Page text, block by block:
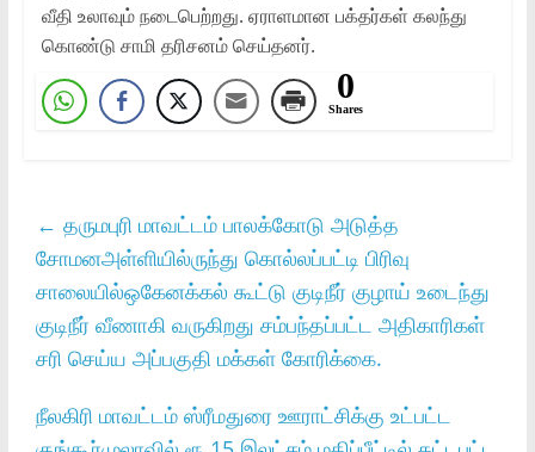
வீதி உலாவும் நடைபெற்றது. ஏராளமான பக்தர்கள் கலந்து
கொண்டு சாமி தரிசனம் செய்தனர்.
0
Shares
← தருமபுரி மாவட்டம் பாலக்கோடு அடுத்த
சோமனஅள்ளியில்ருந்து கொல்லப்பட்டி பிரிவு
சாலையில்ஒகேனக்கல் கூட்டு குடிநீர் குழாய் உடைந்து
குடிநீர் வீணாகி வருகிறது சம்பந்தப்பட்ட அதிகாரிகள்
சரி செய்ய அப்பகுதி மக்கள் கோரிக்கை.
நீலகிரி மாவட்டம் ஸ்ரீமதுரை ஊராட்சிக்கு உட்பட்ட